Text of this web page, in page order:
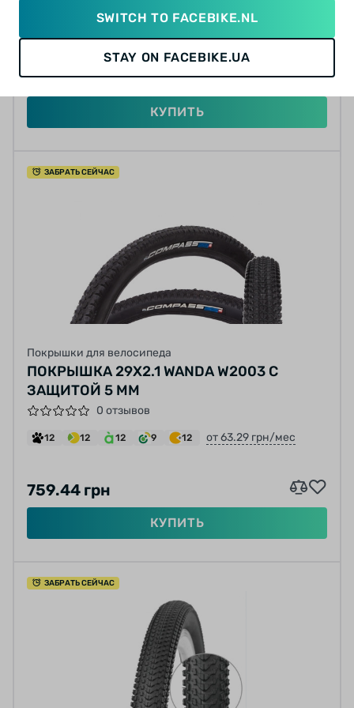
от 61.25 грн/мес
735 грн
КУПИТЬ
ЗАБРАТЬ СЕЙЧАС
Покрышки для велосипеда
ПОКРЫШКА 29X2.1 WANDA W2003 С
ЗАЩИТОЙ 5 ММ
0 отзывов
12 12 12 9 12 от 63.29 грн/мес
759.44 грн
КУПИТЬ
ЗАБРАТЬ СЕЙЧАС
SWITCH TO FACEBIKE.NL
STAY ON FACEBIKE.UA